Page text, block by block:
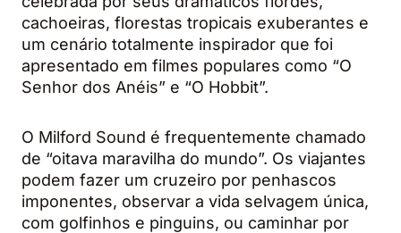
cachoeiras, florestas tropicais exuberantes e
um cenário totalmente inspirador que foi
apresentado em filmes populares como “O
Senhor dos Anéis” e “O Hobbit”.
O Milford Sound é frequentemente chamado
de “oitava maravilha do mundo”. Os viajantes
podem fazer um cruzeiro por penhascos
imponentes, observar a vida selvagem única,
com golfinhos e pinguins, ou caminhar por